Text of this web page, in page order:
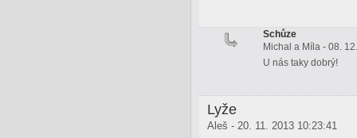
Schůze
Michal a Míla - 08.
U nás taky dobrý!
Lyže
Aleš - 20. 11. 2013 10:23:41